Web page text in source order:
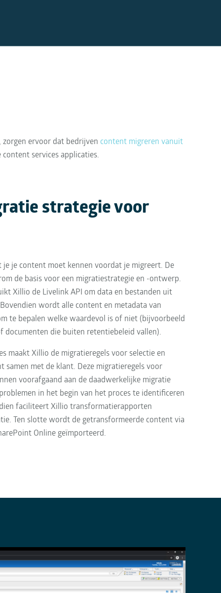
zorgen ervoor dat bedrijven content migreren vanuit
content services applicaties.
strategie voor
je je content moet kennen voordat je migreert. De
de basis voor een migratiestrategie en -ontwerp.
Xillio de Livelink API om data en bestanden uit
wordt alle content en metadata van
te bepalen welke waardevol is of niet (bijvoorbeeld
documenten die buiten retentiebeleid vallen).
maakt Xillio de migratieregels voor selectie en
samen met de klant. Deze migratieregels voor
voorafgaand aan de daadwerkelijke migratie
in het begin van het proces te identificeren
faciliteert Xillio transformatierapporten
Ten slotte wordt de getransformeerde content via
Online geïmporteerd.